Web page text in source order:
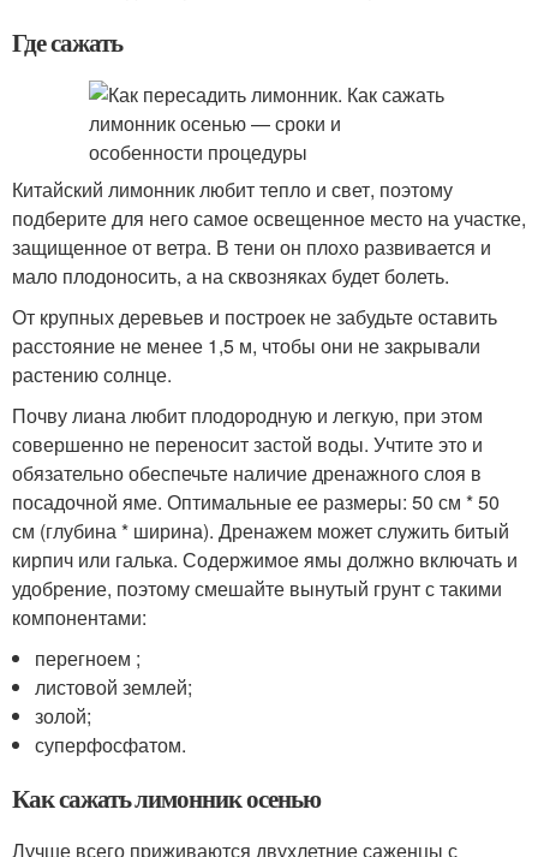
Где сажать
Китайский лимонник любит тепло и свет, поэтому
подберите для него самое освещенное место на участке,
защищенное от ветра. В тени он плохо развивается и
мало плодоносить, а на сквозняках будет болеть.
От крупных деревьев и построек не забудьте оставить
расстояние не менее 1,5 м, чтобы они не закрывали
растению солнце.
Почву лиана любит плодородную и легкую, при этом
совершенно не переносит застой воды. Учтите это и
обязательно обеспечьте наличие дренажного слоя в
посадочной яме. Оптимальные ее размеры: 50 см * 50
см (глубина * ширина). Дренажем может служить битый
кирпич или галька. Содержимое ямы должно включать и
удобрение, поэтому смешайте вынутый грунт с такими
компонентами:
перегноем ;
листовой землей;
золой;
суперфосфатом.
Как сажать лимонник осенью
Лучше всего приживаются двухлетние саженцы с